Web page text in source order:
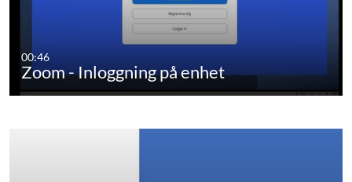
00:46
Zoom - Inloggning på enhet